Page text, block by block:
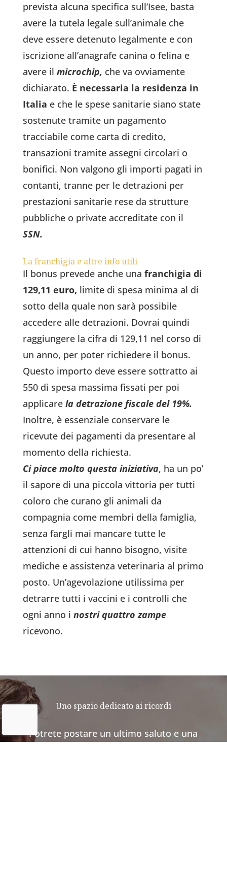
prevista alcuna specifica sull’Isee, basta
avere la tutela legale sull’animale che
deve essere detenuto legalmente e con
iscrizione all’anagrafe canina o felina e
avere il microchip, che va ovviamente
dichiarato. È necessaria la residenza in
Italia e che le spese sanitarie siano state
sostenute tramite un pagamento
tracciabile come carta di credito,
transazioni tramite assegni circolari o
bonifici. Non valgono gli importi pagati in
contanti, tranne per le detrazioni per
prestazioni sanitarie rese da strutture
pubbliche o private accreditate con il
SSN.
La franchigia e altre info utili
Il bonus prevede anche una franchigia di
129,11 euro, limite di spesa minima al di
sotto della quale non sarà possibile
accedere alle detrazioni. Dovrai quindi
raggiungere la cifra di 129,11 nel corso di
un anno, per poter richiedere il bonus.
Questo importo deve essere sottratto ai
550 di spesa massima fissati per poi
applicare la detrazione fiscale del 19%.
Inoltre, è essenziale conservare le
ricevute dei pagamenti da presentare al
momento della richiesta.
Ci piace molto questa iniziativa, ha un po’
il sapore di una piccola vittoria per tutti
coloro che curano gli animali da
compagnia come membri della famiglia,
senza fargli mai mancare tutte le
attenzioni di cui hanno bisogno, visite
mediche e assistenza veterinaria al primo
posto. Un’agevolazione utilissima per
detrarre tutti i vaccini e i controlli che
ogni anno i nostri quattro zampe
ricevono.
Uno spazio dedicato ai ricordi
Potrete postare un ultimo saluto e una